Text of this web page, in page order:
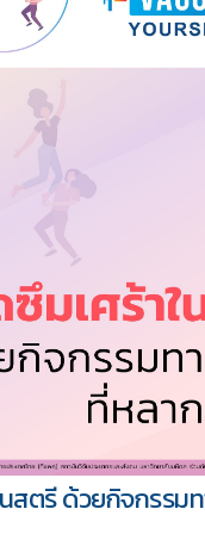
สตรี ด้วยกิจกรรม